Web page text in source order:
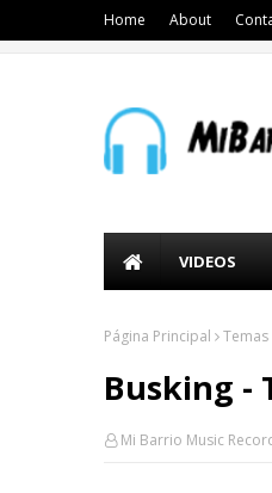
Home About
VIDEOS
Página Principal Temas
Busking -
Mi Barrio Music